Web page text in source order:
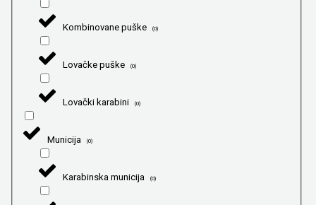
Kombinovane puške (0)
Lovačke puške (0)
Lovački karabini (0)
Municija (0)
Karabinska municija (0)